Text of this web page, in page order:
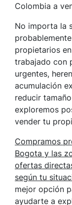
Colombia a
No importa la
propietarios
trabajado con
urgentes,
acumulación
reducir
exploremos
vender tu
Compramos
Bogota y las
ofertas
según tu
mejor opción
ayudarte a